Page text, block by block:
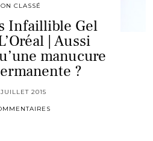
CLASSÉ
Infaillible Gel
| Aussi
manucure
?
2015